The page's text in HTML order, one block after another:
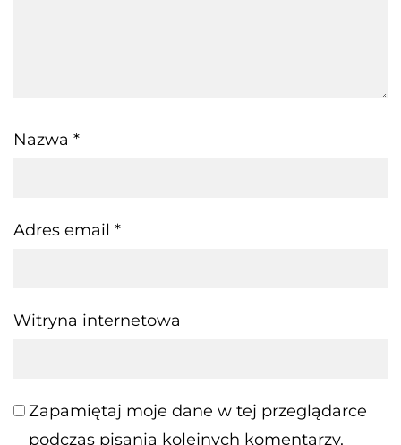
Nazwa *
Adres email *
Witryna internetowa
Zapamiętaj moje dane w tej przeglądarce
podczas pisania kolejnych komentarzy.